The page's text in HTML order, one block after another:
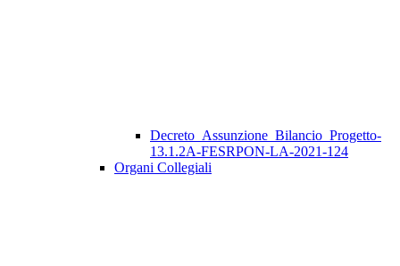
Decreto_Assunzione_Bilancio_Progetto-
13.1.2A-FESRPON-LA-2021-124
Organi Collegiali